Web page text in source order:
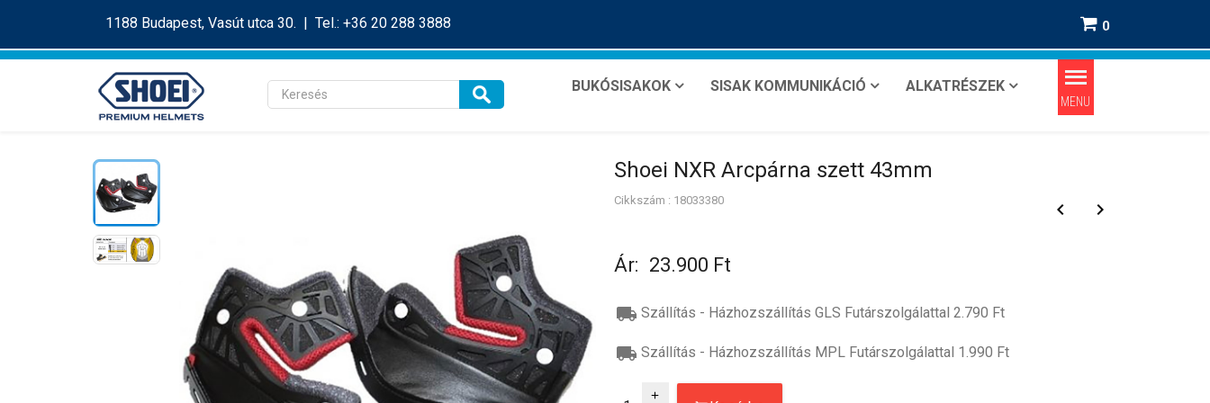
1188 Budapest, Vasút utca 30. | Tel.: +36 20 288 3888 0
BUKÓSISAKOK SISAK KOMMUNIKÁCIÓ ALKATRÉSZEK
Shoei NXR Arcpárna szett 43mm
Cikkszám : 18033380 keyboard_arrow_left keyboard_arrow_right
Ár: 23.900 Ft
local_shipping Szállítás - Házhozszállítás GLS Futárszolgálattal 2.790 Ft
local_shipping Szállítás - Házhozszállítás MPL Futárszolgálattal 1.990 Ft
add